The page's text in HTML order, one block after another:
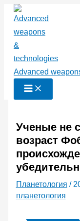
Перейти
содержимому
Advanced
Ученые не
возраст
Планетология /
планетология